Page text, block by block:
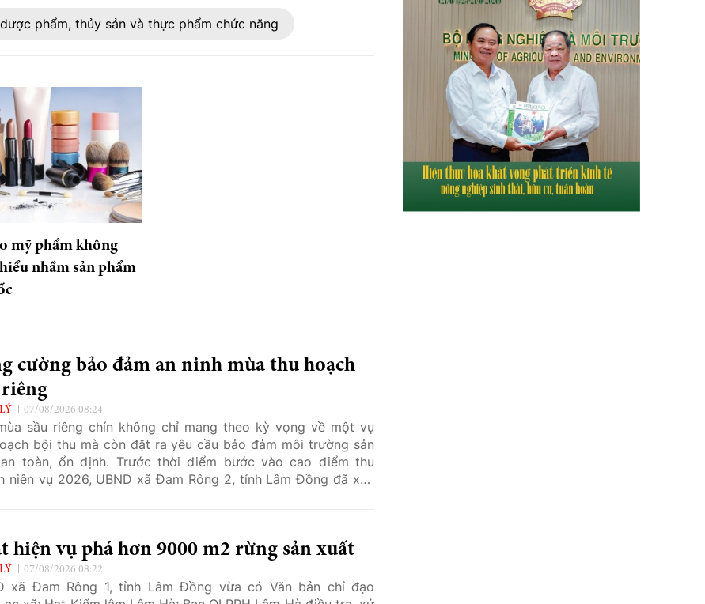
phẩm, thủy sản và thực phẩm chức năng
mỹ phẩm không
nhầm sản phẩm
cường bảo đảm an ninh mùa thu hoạch
riêng
07/08/2026 08:24
sầu riêng chín không chỉ mang theo kỳ vọng về một vụ
bội thu mà còn đặt ra yêu cầu bảo đảm môi trường sản
toàn, ổn định. Trước thời điểm bước vào cao điểm thu
niên vụ 2026, UBND xã Đam Rông 2, tỉnh Lâm Đồng đã xây
Phát hiện vụ phá hơn 9000 m2 rừng sản xuất
07/08/2026 08:22
xã Đam Rông 1, tỉnh Lâm Đồng vừa có Văn bản chỉ đạo